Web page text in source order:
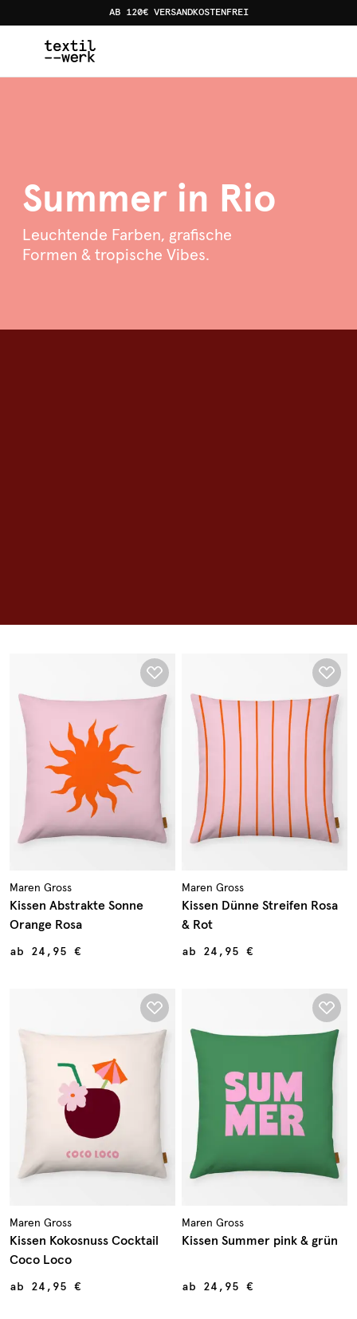
AB 120€ VERSANDKOSTENFREI
Kollektionen Summer in Rio
Summer in Rio
Leuchtende Farben, grafische
Formen & tropische Vibes.
Maren Gross
Kissen Abstrakte Sonne
Orange Rosa
ab 24,95 €
Maren Gross
Kissen Dünne Streifen Rosa
& Rot
ab 24,95 €
Maren Gross
Kissen Kokosnuss Cocktail
Coco Loco
ab 24,95 €
Maren Gross
Kissen Summer pink & grün
ab 24,95 €